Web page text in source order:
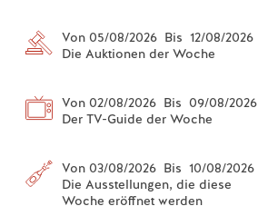
Von 05/08/2026 Bis 12/08/2026
Die Auktionen der Woche
Von 02/08/2026 Bis 09/08/2026
Der TV-Guide der Woche
Von 03/08/2026 Bis 10/08/2026
Die Ausstellungen, die diese
Woche eröffnet werden